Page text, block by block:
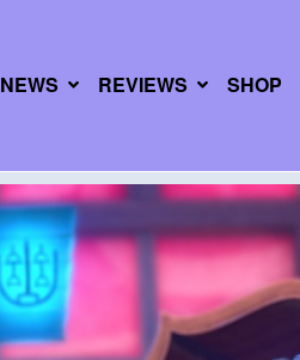
NEWS REVIEWS SHOP